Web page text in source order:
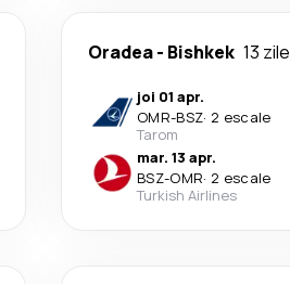
Oradea- Bishkek 13 zile
joi 01 apr.
OMR-BSZ· 2 escale
Tarom
mar. 13 apr.
BSZ-OMR· 2 escale
Turkish Airlines